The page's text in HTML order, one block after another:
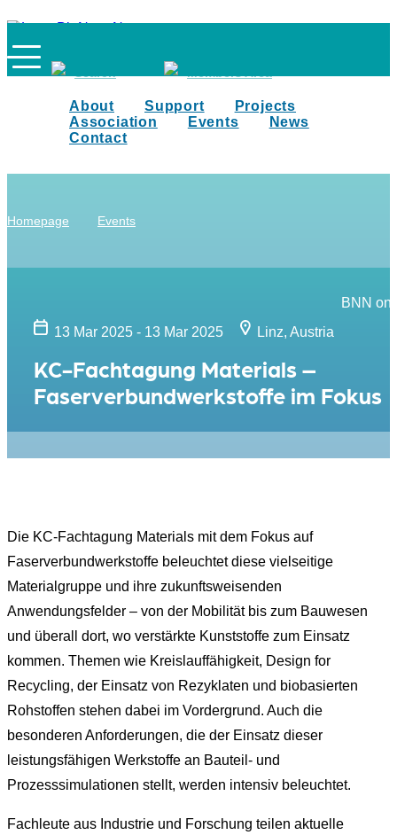
About Support
Projects
Association
Events
News
Contact
Homepage Events
BNN on
13 Mar 2025 - 13 Mar 2025
Linz, Austria
KC-Fachtagung Materials –
Faserverbundwerkstoffe im Fokus
Die KC-Fachtagung Materials mit dem Fokus auf
Faserverbundwerkstoffe beleuchtet diese vielseitige
Materialgruppe und ihre zukunftsweisenden
Anwendungsfelder – von der Mobilität bis zum Bauwesen
und überall dort, wo verstärkte Kunststoffe zum Einsatz
kommen. Themen wie Kreislauffähigkeit, Design for
Recycling, der Einsatz von Rezyklaten und biobasierten
Rohstoffen stehen dabei im Vordergrund. Auch die
besonderen Anforderungen, die der Einsatz dieser
leistungsfähigen Werkstoffe an Bauteil- und
Prozesssimulationen stellt, werden intensiv beleuchtet.
Fachleute aus Industrie und Forschung teilen aktuelle